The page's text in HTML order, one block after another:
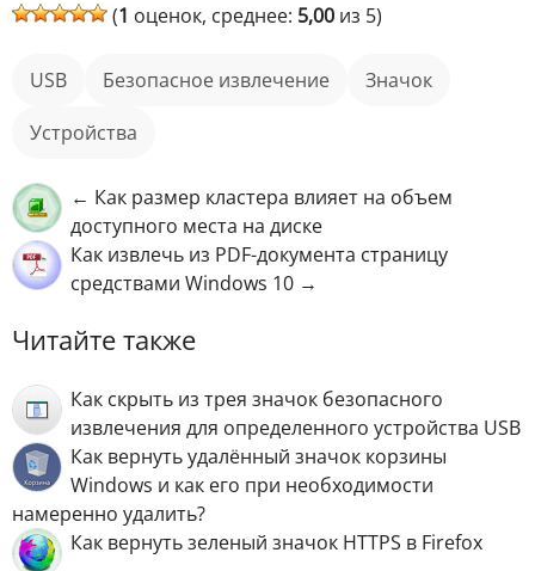
(1 оценок, среднее: 5,00 из 5)
USB безопасное извлечение
значок
устройства
← Как размер кластера влияет на объем
доступного места на диске
Как извлечь из PDF-документа страницу
средствами Windows 10 →
Читайте также
Как скрыть из трея значок безопасного
извлечения для определенного устройства USB
Как вернуть удалённый значок корзины
Windows и как его при необходимости
намеренно удалить?
Как вернуть зеленый значок HTTPS в Firefox